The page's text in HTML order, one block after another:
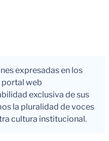
expresadas en los
web
exclusiva de sus
la pluralidad de voces
cultura institucional.